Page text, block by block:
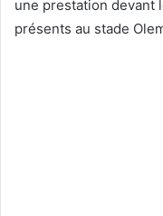
une prestation devant
présents au stade